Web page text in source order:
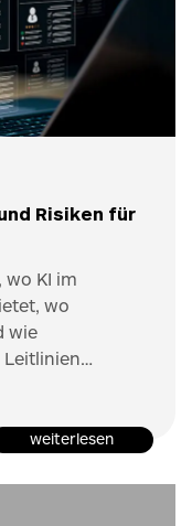
Risiken für
wo KI im
wo
wie
Leitlinien
weiterlesen